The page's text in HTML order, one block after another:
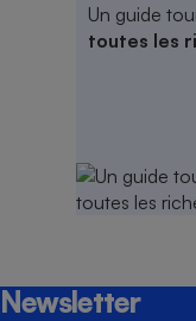
Un guide
toutes les
Newsletter